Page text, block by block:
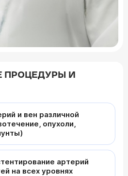
И
и вен различной
опухоли,
артерий
на всех уровнях